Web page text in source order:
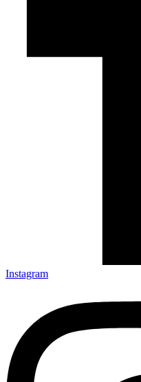
Instagram